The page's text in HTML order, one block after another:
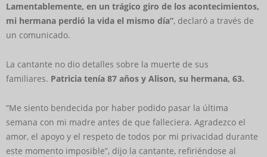
Lamentablemente, en un trágico giro de los acontecimientos,
mi hermana perdió la vida el mismo día”, declaró a través de
un comunicado.
La cantante no dio detalles sobre la muerte de sus
familiares. Patricia tenía 87 años y Alison, su hermana, 63.
“Me siento bendecida por haber podido pasar la última
semana con mi madre antes de que falleciera. Agradezco el
amor, el apoyo y el respeto de todos por mi privacidad durante
este momento imposible”, dijo la cantante, refiriéndose al